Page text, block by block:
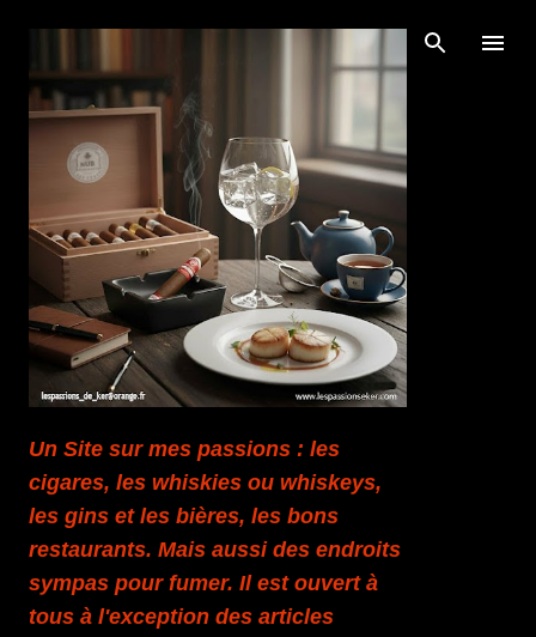
Accéder au contenu principal
Un Site sur mes passions : les
cigares, les whiskies ou whiskeys,
les gins et les bières, les bons
restaurants. Mais aussi des endroits
sympas pour fumer. Il est ouvert à
tous à l'exception des articles